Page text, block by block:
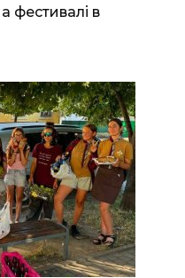
фестивалі в